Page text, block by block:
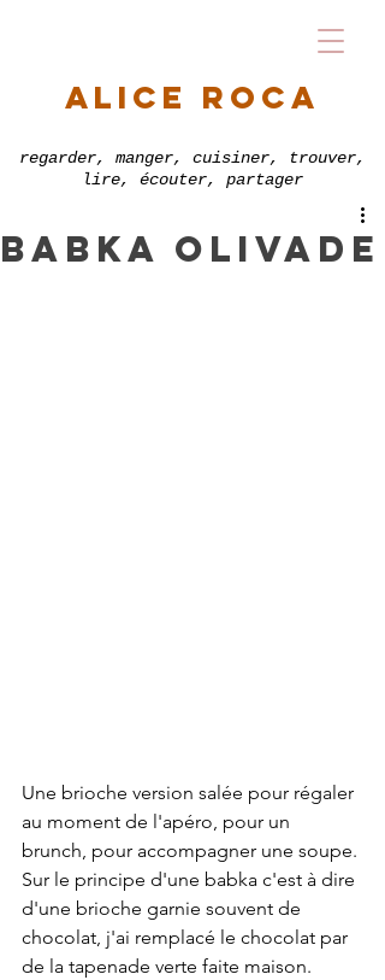
alice roca
regarder, manger, cuisiner, trouver,
lire, écouter, partager
Babka olivade
Une brioche version salée pour régaler
au moment de l'apéro, pour un
brunch, pour accompagner une soupe.
Sur le principe d'une babka c'est à dire
d'une brioche garnie souvent de
chocolat, j'ai remplacé le chocolat par
de la tapenade verte faite maison.